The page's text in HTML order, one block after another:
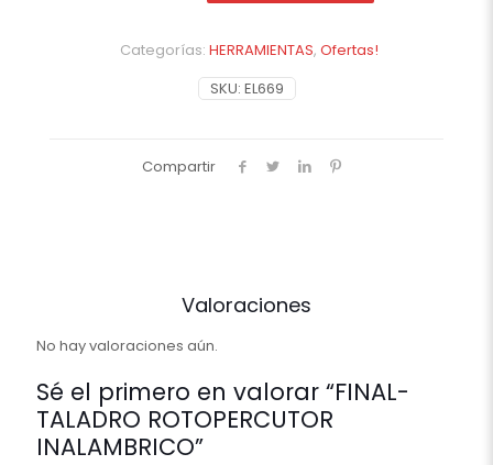
SKU: EL669
Categorías: HERRAMIENTAS, Ofertas!
Compartir
Valoraciones
No hay valoraciones aún.
Sé el primero en valorar “FINAL-
TALADRO ROTOPERCUTOR
INALAMBRICO”